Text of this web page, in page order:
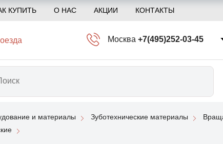
КУПИТЬ О НАС АКЦИИ КОНТАКТЫ
Москва +7(495)252-03-45
и материалы Зуботехнические материалы